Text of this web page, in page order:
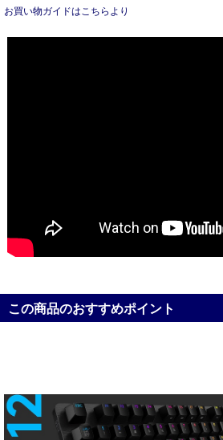
お買い物ガイドはこちらより
この商品のおすすめポイント